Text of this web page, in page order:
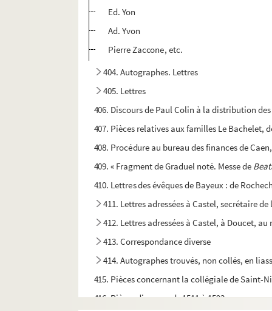
Ed. Yon
Ad. Yvon
Pierre Zaccone, etc.
404. Autographes. Lettres
405. Lettres
406. Discours de Paul Colin à la distribution
407. Pièces relatives aux familles Le
408. Procédure au bureau des finances de
409. « Fragment de Graduel noté. Messe de
410. Lettres des évêques de Bayeux : de
411. Lettres adressées à Castel, secrétaire
412. Lettres adressées à Castel, à Doucet,
413. Correspondance diverse
414. Autographes trouvés, non collés, en
415. Pièces concernant la collégiale de Saint-
416. Pièces diverses, de 1511 à 1593